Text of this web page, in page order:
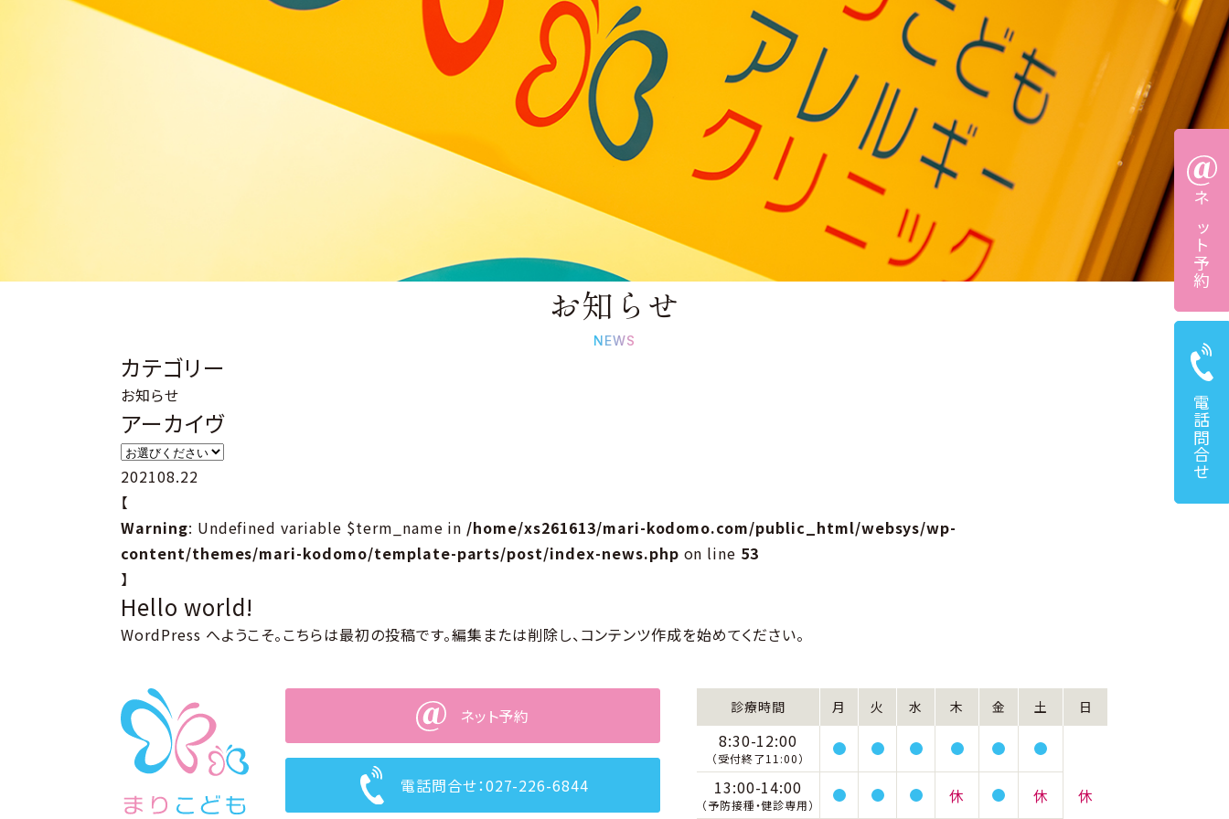
お知らせ
NEWS
カテゴリー
お知らせ
アーカイヴ
202108.22
【
Warning: Undefined variable $term_name in /home/xs261613/mari-kodomo.com/public_html/websys/wp-
content/themes/mari-kodomo/template-parts/post/index-news.php on line 53
】
Hello world!
WordPress へようこそ。こちらは最初の投稿です。編集または削除し、コンテンツ作成を始めてください。
ネット予約
電話問合せ
ネット予約
電話問合せ：027-226-6844
診療時間 月 火 水 木 金 土 日
8:30-12:00
（受付終了11:00）
休
13:00-14:00
（予防接種・健診専用） 休 休